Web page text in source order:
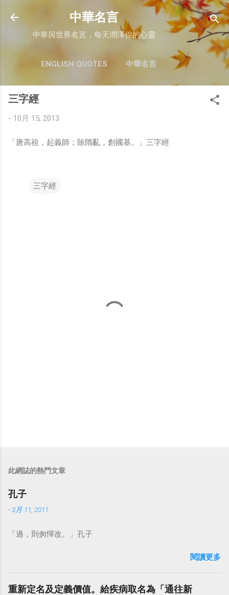
跳至主要內容
中華名言
中華與世界名言，每天潤澤你的心靈
ENGLISH QUOTES 中華名言
三字經
- 10月 15, 2013
「唐高祖，起義師；除隋亂，創國基。」三字經
三字經
此網誌的熱門文章
孔子
-3月 11, 2011
「過，則匆憚改。」孔子
閱讀更多
重新定名及定義價值。給疾病取名為「通往新